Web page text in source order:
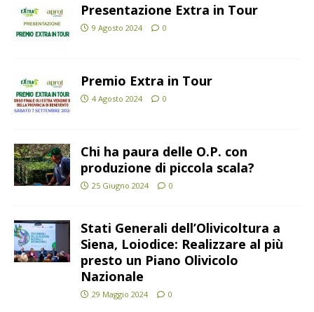
Presentazione Extra in Tour
9 Agosto 2024 0
Premio Extra in Tour
4 Agosto 2024 0
Chi ha paura delle O.P. con
produzione di piccola scala?
25 Giugno 2024 0
Stati Generali dell’Olivicoltura a
Siena, Loiodice: Realizzare al più
presto un Piano Olivicolo
Nazionale
29 Maggio 2024 0